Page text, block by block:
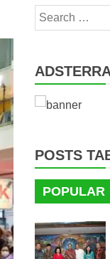
Search
for:
POSTS
POPULAR